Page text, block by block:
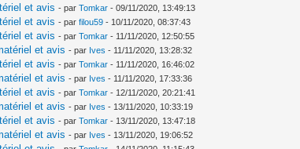
et avis - parTomkar - 09/11/2020, 13:49:13
et avis - parfilou59 - 10/11/2020, 08:37:43
et avis - parTomkar - 11/11/2020, 12:50:55
et avis - par Ives - 11/11/2020, 13:28:32
et avis - parTomkar - 11/11/2020, 16:46:02
et avis - par Ives - 11/11/2020, 17:33:36
et avis - parTomkar - 12/11/2020, 20:21:41
et avis - par Ives - 13/11/2020, 10:33:19
et avis - parTomkar - 13/11/2020, 13:47:18
et avis - par Ives - 13/11/2020, 19:06:52